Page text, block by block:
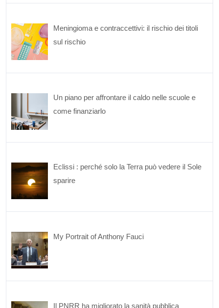
Meningioma e contraccettivi: il rischio dei titoli
sul rischio
Un piano per affrontare il caldo nelle scuole e
come finanziarlo
Eclissi : perché solo la Terra può vedere il Sole
sparire
My Portrait of Anthony Fauci
Il PNRR ha migliorato la sanità pubblica